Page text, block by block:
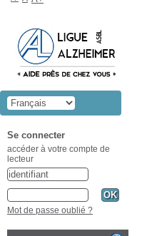
Se connecter
accéder à votre compte de
lecteur
Mot de passe oublié ?